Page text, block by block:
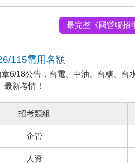
最完整《國營聯招
115需用名額
6/18公告，台電、中油、台糖、台
最新考情！
招考類組
企管
人資